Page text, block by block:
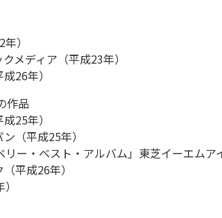
）
メディア（平成23年）
26年）
作品
25年）
（平成25年）
ー・ベスト・アルバム」東芝イーエムア
平成26年）